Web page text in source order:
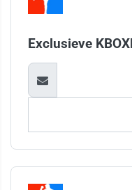
Exclusieve